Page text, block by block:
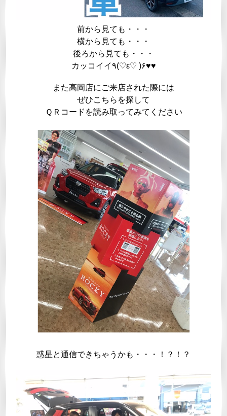
前から見ても・・・
横から見ても・・・
後ろから見ても・・・
カッコイイ٩(♡ε♡ )۶♥♥
また高岡店にご来店された際には
ぜひこちらを探して
ＱＲコードを読み取ってみてください
惑星と通信できちゃうかも・・・！？！？